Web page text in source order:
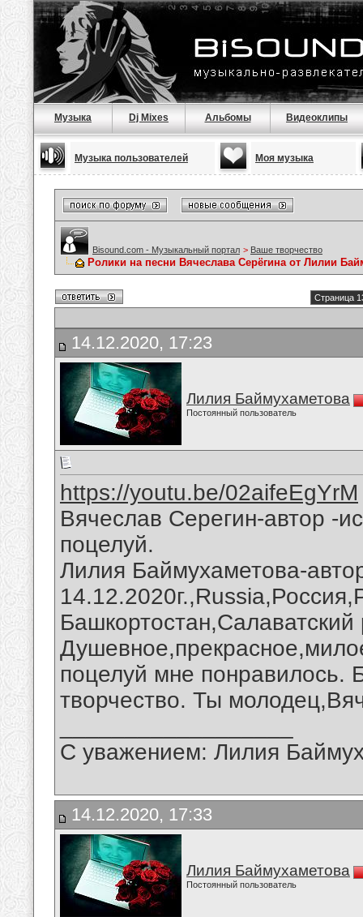
Музыка Dj Mixes Альбомы Видеоклипы
Музыка пользователей Моя музыка
Bisound.com - Музыкальный портал > Ваше творчество
Ролики на песни Вячеслава Серёгина от Лилии
Страница
14.12.2020, 17:23
Лилия Баймухаметова
Постоянный пользователь
https://youtu.be/02aifeEgYrM
Вячеслав Серегин-автор -
поцелуй.
Лилия Баймухаметова-
поцелуй мне понравилось.
творчество. Ты
С уважением: Лилия
14.12.2020, 17:33
Лилия Баймухаметова
Постоянный пользователь